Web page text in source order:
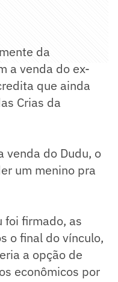
da
a venda do ex-
que ainda
Crias da
venda do Dudu, o
um menino pra
foi firmado, as
o final do vínculo,
a opção de
econômicos por